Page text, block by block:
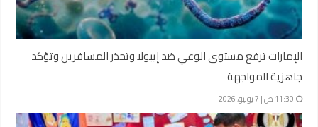
الإمارات ترفع مستوى الوعي ضد إيبولا وتحذر المسافرين وتؤكد
جاهزية المواجهة
11:30 ص | 7 يونيو، 2026